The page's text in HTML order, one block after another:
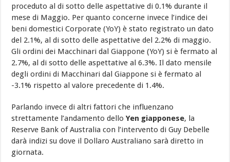
proceduto al di sotto delle aspettative di 0.1% durante il
mese di Maggio. Per quanto concerne invece l’indice dei
beni domestici Corporate (YoY) è stato registrato un dato
del 2.1%, al di sotto delle aspettative del 2.2% di maggio.
Gli ordini dei Macchinari dal Giappone (YoY) si è fermato al
2.7%, al di sotto delle aspettative al 6.3%. Il dato mensile
degli ordini di Macchinari dal Giappone si è fermato al
-3.1% rispetto al valore precedente di 1.4%.
Parlando invece di altri fattori che influenzano
strettamente l’andamento delloYen giapponese, la
Reserve Bank of Australia con l’intervento di Guy Debelle
darà indizi su dove il Dollaro Australiano sarà diretto in
giornata.